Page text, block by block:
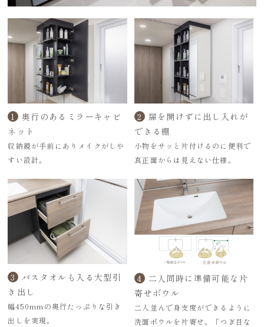
1
奥行のあるミラーキャビ
ネット
収納鏡が手前にありメイクがしや
すい設計。
2
扉を開けずに出し入れが
できる棚
小物をサッと片付けるのに便利で
真正面からは見えない仕様。
3
バスタオルも入る大型引
き出し
幅450mmの奥行たっぷりな引き
出しを実現。
4 二人同時に準備可能な片
寄せボウル
二人並んで身支度ができるように
洗面ボウルを片寄せ。「つぎ目な